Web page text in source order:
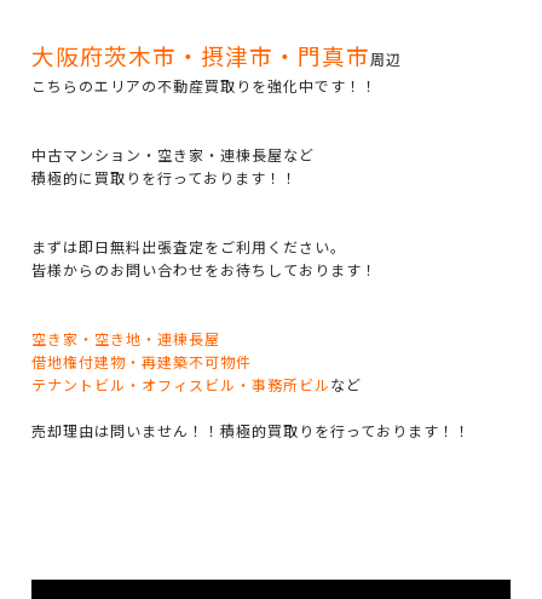
大阪府茨木市・摂津市・門真市周辺
こちらのエリアの不動産買取りを強化中です！！
中古マンション・空き家・連棟長屋など
積極的に買取りを行っております！！
まずは即日無料出張査定をご利用ください。
皆様からのお問い合わせをお待ちしております！
空き家・空き地・連棟長屋
借地権付建物・再建築不可物件
テナントビル・オフィスビル・事務所ビルなど
売却理由は問いません！！積極的買取りを行っております！！